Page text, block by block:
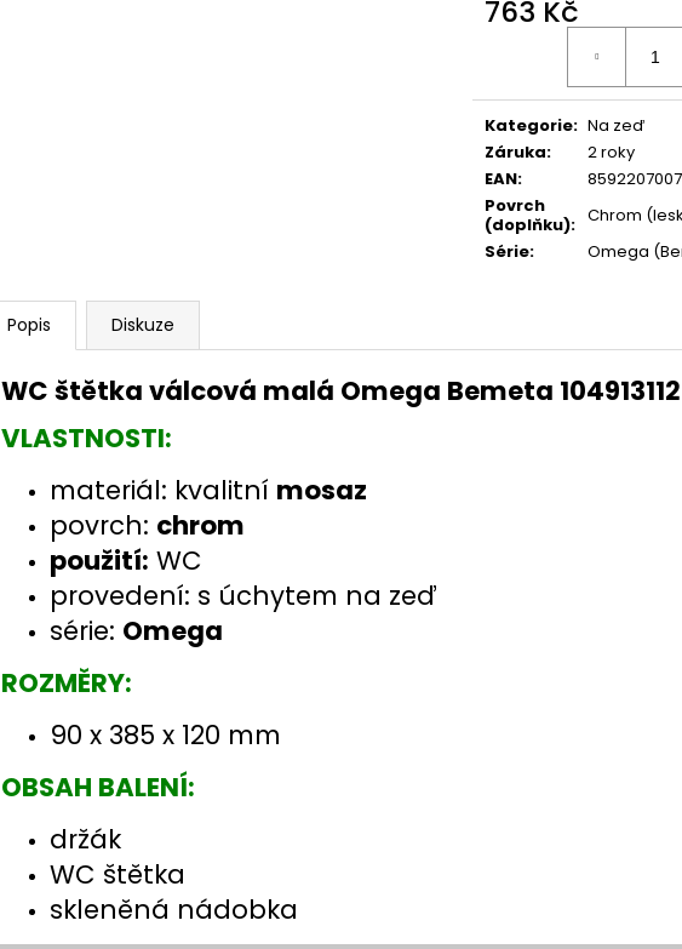
763 Kč
Kategorie: Na zeď
Záruka:
2 roky
EAN:
Povrch
(doplňku): Chrom
Série: Omega
Popis Diskuze
WC štětka válcová malá Omega Bemeta 104913112
VLASTNOSTI:
materiál: kvalitní mosaz
povrch: chrom
použití: WC
provedení: s úchytem na zeď
série: Omega
ROZMĚRY:
90 x 385 x 120 mm
OBSAH BALENÍ:
držák
WC štětka
skleněná nádobka